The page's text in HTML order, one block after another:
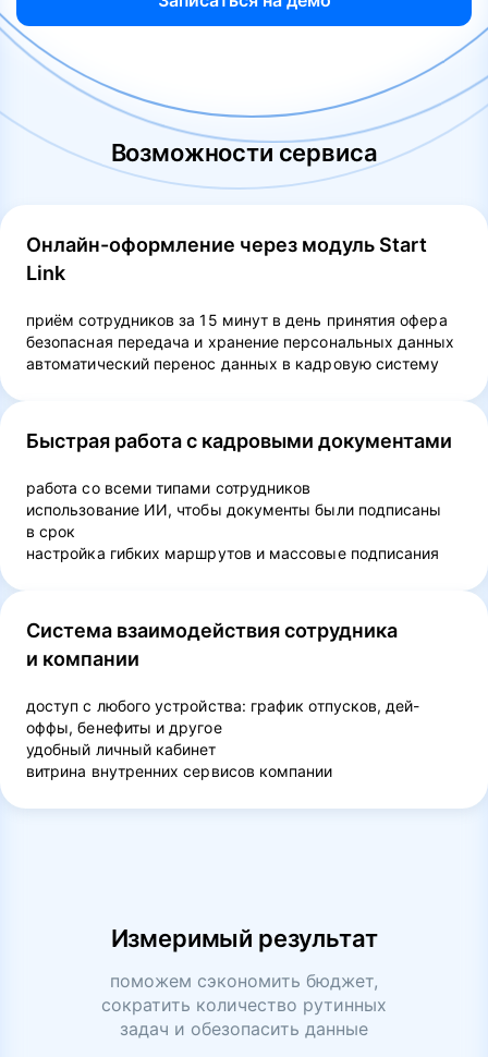
Возможности сервиса
Онлайн-оформление через модуль Start
Link
приём сотрудников за 15 минут в день принятия офера
безопасная передача и хранение персональных данных
автоматический перенос данных в кадровую систему
Быстрая работа с кадровыми документами
работа со всеми типами сотрудников
использование ИИ, чтобы документы были подписаны
в срок
настройка гибких маршрутов и массовые подписания
Система взаимодействия сотрудника
и компании
доступ с любого устройства: график отпусков, дей-
оффы, бенефиты и другое
удобный личный кабинет
витрина внутренних сервисов компании
Измеримый результат
поможем сэкономить бюджет,
сократить количество рутинных
задач и обезопасить данные